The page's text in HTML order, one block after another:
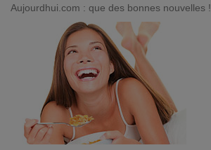
Aujourdhui.com : que des bonnes nouvelles !